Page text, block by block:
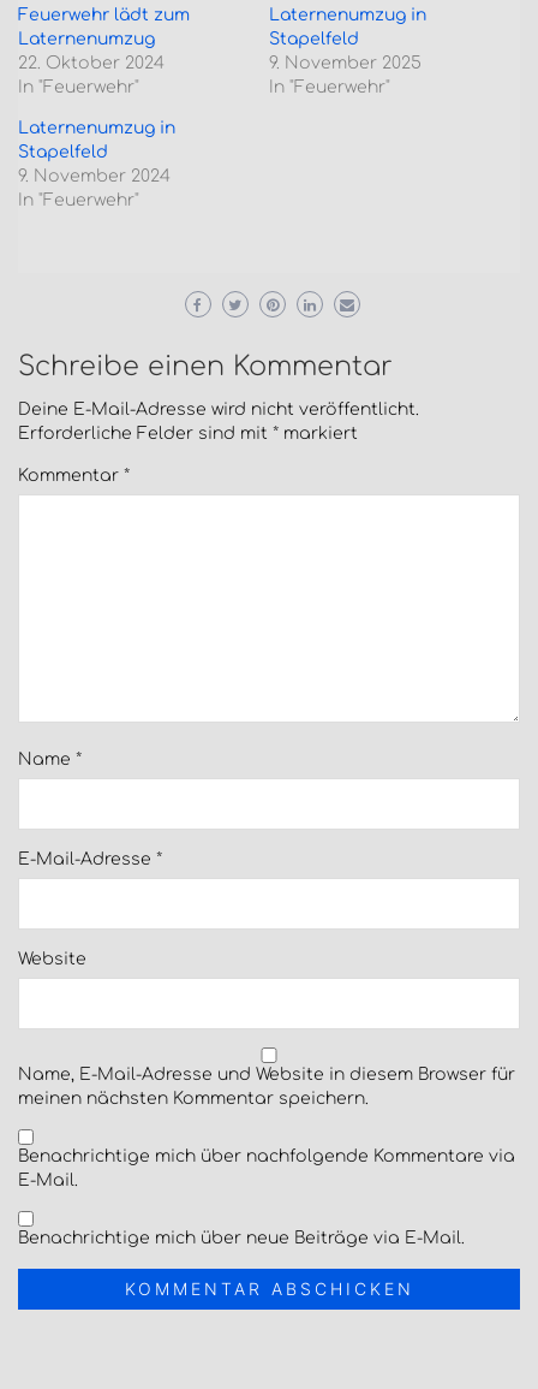
Feuerwehr lädt zum
Laternenumzug
22. Oktober 2024
In "Feuerwehr"
Laternenumzug in
Stapelfeld
9. November 2025
In "Feuerwehr"
Laternenumzug in
Stapelfeld
9. November 2024
In "Feuerwehr"
Schreibe einen Kommentar
Deine E-Mail-Adresse wird nicht veröffentlicht.
Erforderliche Felder sind mit * markiert
Kommentar *
Name *
E-Mail-Adresse *
Website
Name, E-Mail-Adresse und Website in diesem Browser für
meinen nächsten Kommentar speichern.
Benachrichtige mich über nachfolgende Kommentare via
E-Mail.
Benachrichtige mich über neue Beiträge via E-Mail.